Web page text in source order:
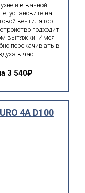
и в ванной
установите на
вентилятор
подходит
вытяжки. Имея
перекачивать в
в час.
3 540₽
4A D100